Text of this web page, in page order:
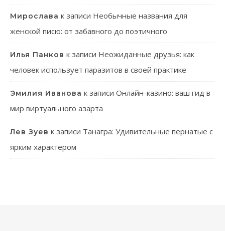
Мирослава к записи Необычные названия для
женской писю: от забавного до поэтичного
Илья Панков к записи Неожиданные друзья: как
человек использует паразитов в своей практике
Эмилия Иванова к записи Онлайн-казино: ваш гид в
мир виртуального азарта
Лев Зуев к записи Танагра: Удивительные пернатые с
ярким характером